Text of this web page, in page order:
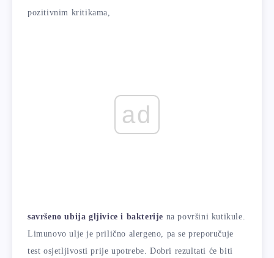
pozitivnim kritikama,
ad
savršeno ubija gljivice i bakterije na površini kutikule.
Limunovo ulje je prilično alergeno, pa se preporučuje
test osjetljivosti prije upotrebe. Dobri rezultati će biti